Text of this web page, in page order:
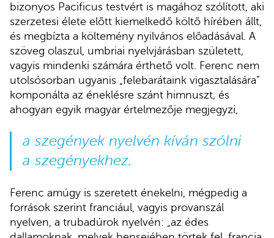
bizonyos Pacificus testvért is magához szólított, aki
szerzetesi élete előtt kiemelkedő költő hírében állt,
és megbízta a költemény nyilvános előadásával. A
szöveg olaszul, umbriai nyelvjárásban született,
vagyis mindenki számára érthető volt. Ferenc nem
utolsósorban ugyanis „felebarátaink vigasztalására”
komponálta az éneklésre szánt himnuszt, és
ahogyan egyik magyar értelmezője megjegyzi,
a szegények nyelvén kíván szólni
a szegényekhez.
Ferenc amúgy is szeretett énekelni, mégpedig a
források szerint franciául, vagyis provanszál
nyelven, a trubadúrok nyelvén: „az édes